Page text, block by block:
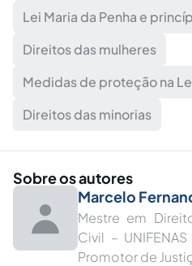
Lei Maria da Penha e
Direitos das mulheres
Medidas de proteção na
Direitos das minorias
Sobre os autores
Marcelo
Mestre em
Civil –
Promotor de